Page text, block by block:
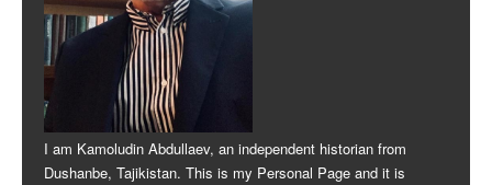
I am Kamoludin Abdullaev, an independent historian from
Dushanbe, Tajikistan. This is my Personal Page and it is